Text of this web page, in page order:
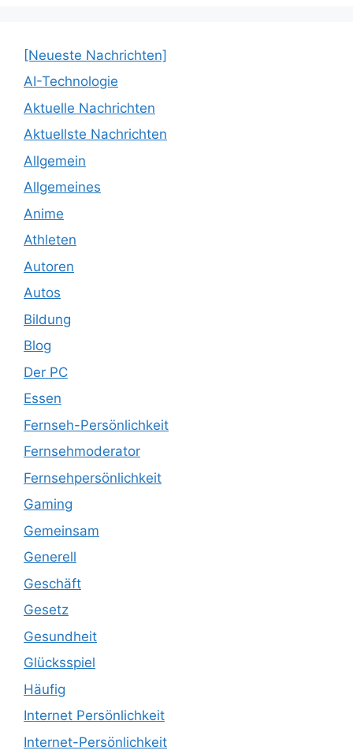
[Neueste Nachrichten]
AI-Technologie
Aktuelle Nachrichten
Aktuellste Nachrichten
Allgemein
Allgemeines
Anime
Athleten
Autoren
Autos
Bildung
Blog
Der PC
Essen
Fernseh-Persönlichkeit
Fernsehmoderator
Fernsehpersönlichkeit
Gaming
Gemeinsam
Generell
Geschäft
Gesetz
Gesundheit
Glücksspiel
Häufig
Internet Persönlichkeit
Internet-Persönlichkeit